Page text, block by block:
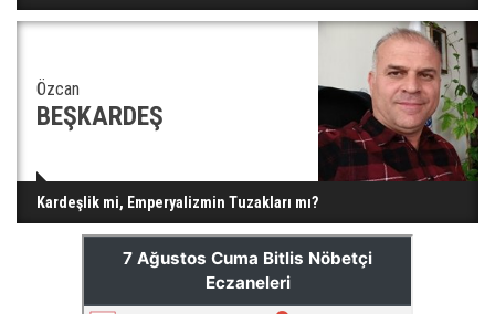
Özcan
BEŞKARDEŞ
Kardeşlik mi, Emperyalizmin Tuzakları mı?